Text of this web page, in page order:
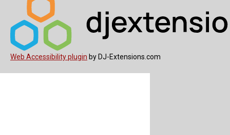
Web Accessibility plugin by DJ-Extensions.com